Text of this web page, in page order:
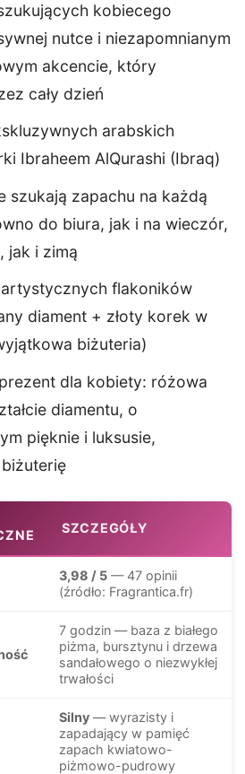
kobiecego
nutce i niezapomnianym
akcencie, który
cały dzień
arabskich
Ibraheem AlQurashi (Ibraq)
szukają zapachu na każdą
do biura, jak i na wieczór,
jak i zimą
flakoników
diament + złoty korek w
biżuteria)
dla kobiety: różowa
diamentu, o
pięknie i luksusie,
SZCZEGÓŁY
3,98 / 5 — 47 opinii
(źródło: Fragrantica.fr)
7 godzin — baza z białego
piżma, bursztynu i drzewa
sandałowego o niezwykłej
trwałości
Silny — wyrazisty i
zapadający w pamięć
zapach kwiatowo-
piżmowo-pudrowy